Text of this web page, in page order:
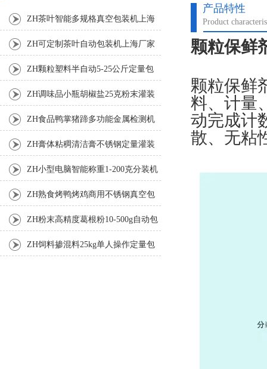
产品特性
Product
颗粒保鲜
颗粒保鲜
料、计量
动完成计
散、无粘
ZH茶叶智能多规格真空包装机上海
厂家 ZH可定制茶叶自动包装机上海厂家
ZH颗粒塑料半自动5-25公斤定量包
装机 ZH调味品小瓶胡椒盐25克粉末灌装
ZH食品鸭掌猪蹄多功能金属检测机
ZH膏体粘稠清洁膏不锈钢定量灌装
机厂家 ZH小型电脑智能称重1-200克分装机
ZH熟食烤鸭烤鸡商用不锈钢真空包
装机 ZH粉末高精度葛根粉10-500g自动包
装机 ZH饲料掺混料25kg单人操作定量包